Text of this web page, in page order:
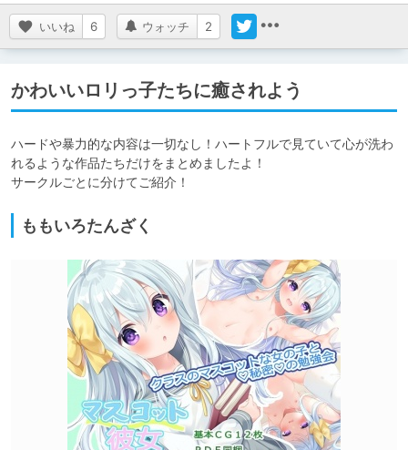
いいね 6 ウォッチ 2
かわいいロリっ子たちに癒されよう
ハードや暴力的な内容は一切なし！ハートフルで見ていて心が洗わ
れるような作品たちだけをまとめましたよ！
サークルごとに分けてご紹介！
ももいろたんざく